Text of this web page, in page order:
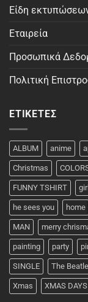
Είδη
Εταιρεία
Προσωπικά
Πολιτική
ΕΤΙΚΈΤΕΣ
ALBUM anime
Christmas
FUNNY TSHIRT
he sees you home
MAN merry
painting party
SINGLE The
Xmas XMAS DAYS